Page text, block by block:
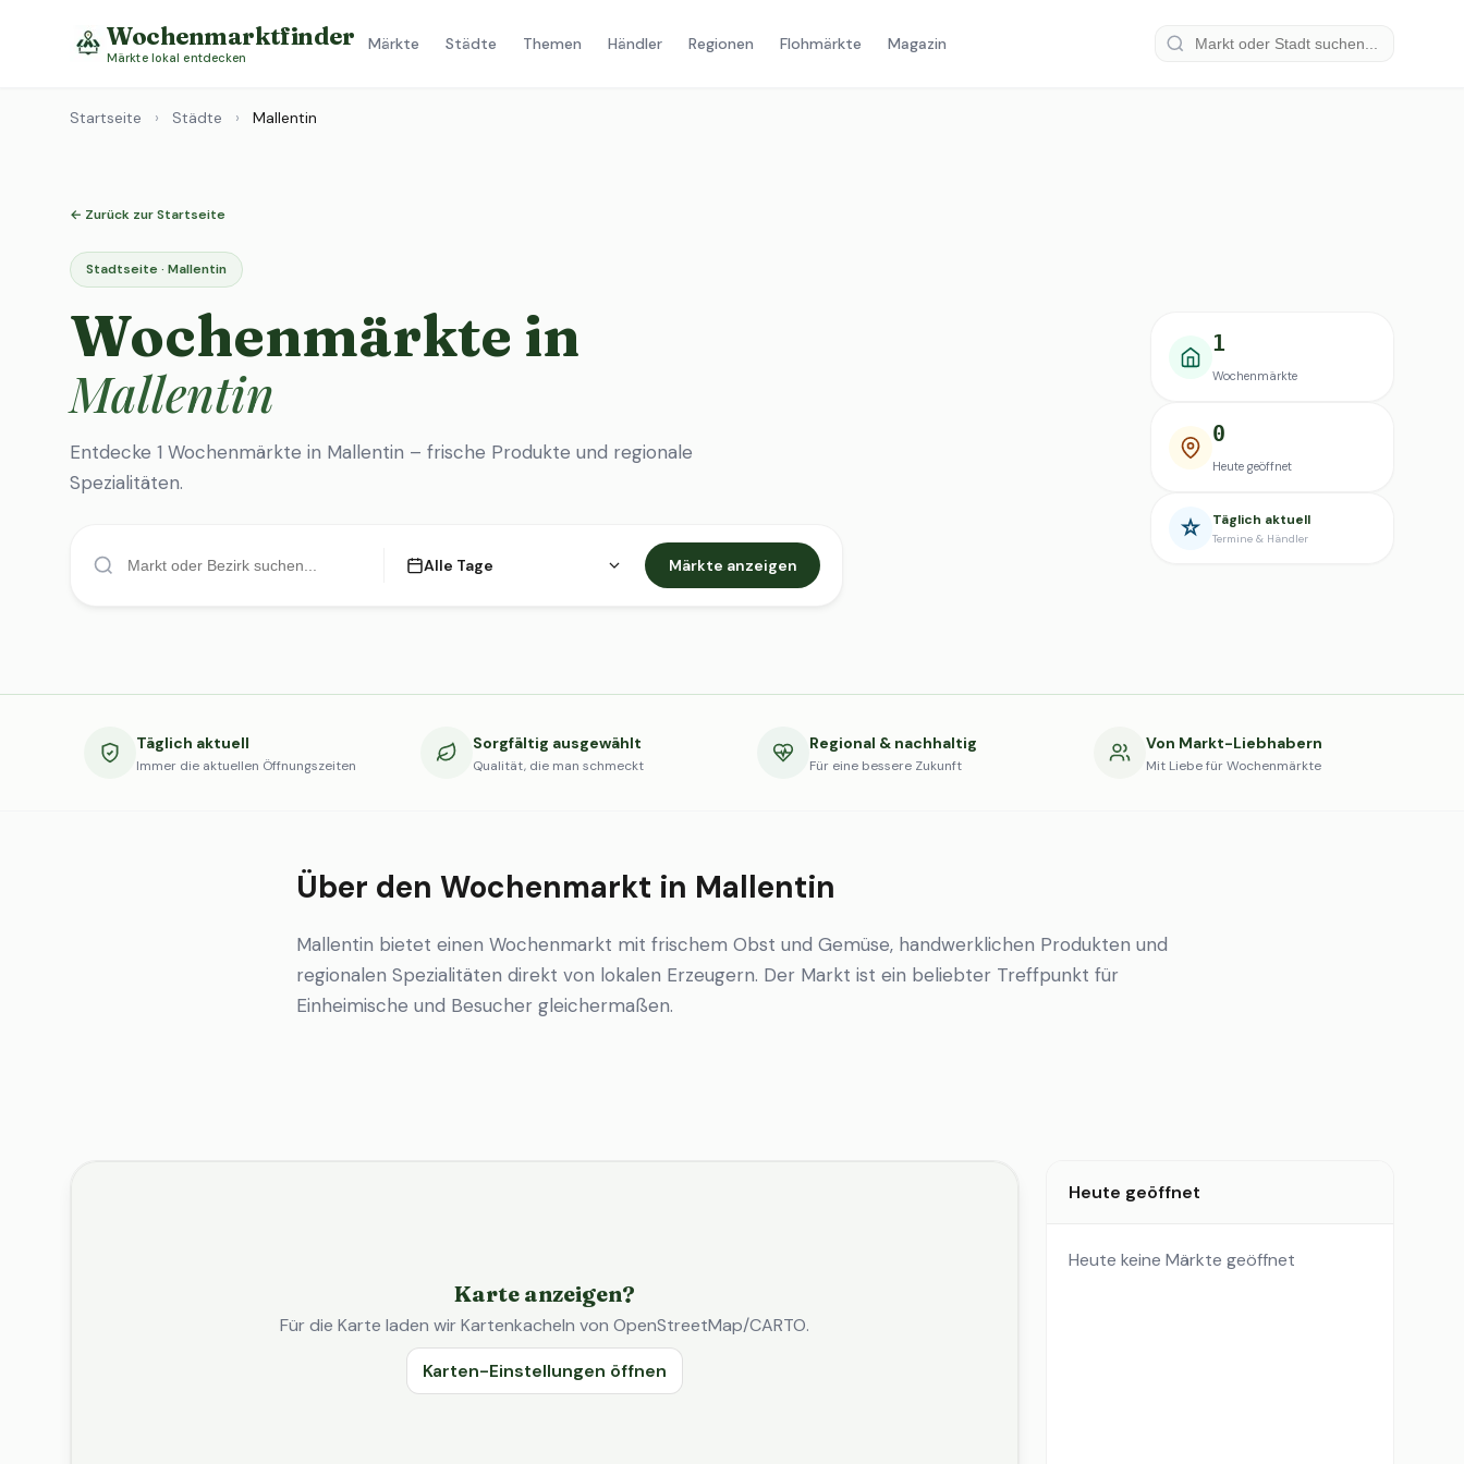
Wochenmarktfinder
Märkte lokal entdecken
Märkte Städte Themen Händler Regionen Flohmärkte Magazin
Startseite › Städte › Mallentin
← Zurück zur Startseite
Stadtseite · Mallentin
Wochenmärkte in
Mallentin
Entdecke 1 Wochenmärkte in Mallentin – frische Produkte und regionale
Spezialitäten.
Alle Tage Märkte anzeigen
1
Wochenmärkte
0
Heute geöffnet
Täglich aktuell
Termine & Händler
Täglich aktuell
Immer die aktuellen Öffnungszeiten
Sorgfältig ausgewählt
Qualität, die man schmeckt
Regional & nachhaltig
Für eine bessere Zukunft
Von Markt-Liebhabern
Mit Liebe für Wochenmärkte
Über den Wochenmarkt in Mallentin
Mallentin bietet einen Wochenmarkt mit frischem Obst und Gemüse, handwerklichen Produkten und
regionalen Spezialitäten direkt von lokalen Erzeugern. Der Markt ist ein beliebter Treffpunkt für
Einheimische und Besucher gleichermaßen.
Karte anzeigen?
Für die Karte laden wir Kartenkacheln von OpenStreetMap/CARTO.
Karten-Einstellungen öffnen
Heute geöffnet
Heute keine Märkte geöffnet